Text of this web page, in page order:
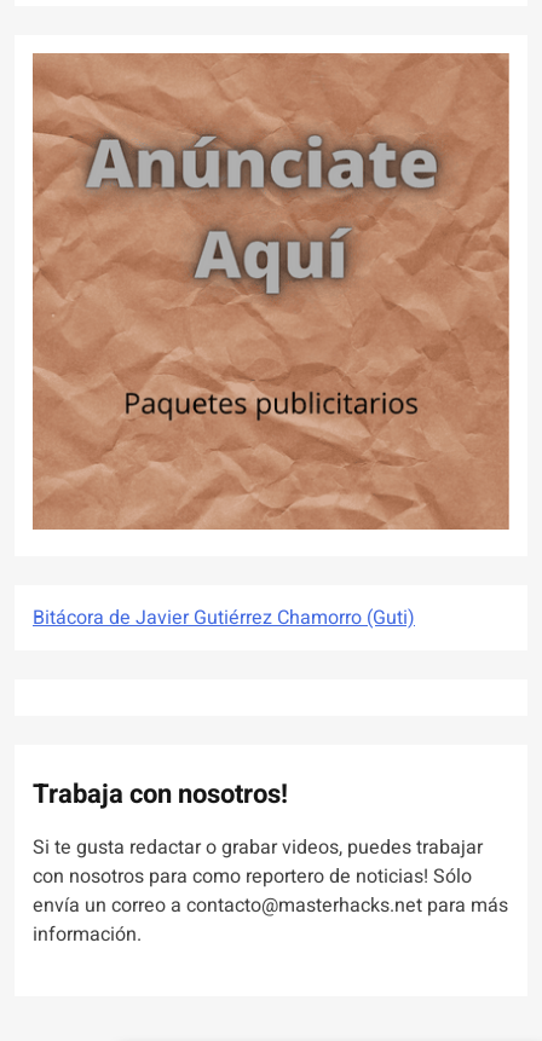
Bitácora de Javier Gutiérrez Chamorro (Guti)
Trabaja con nosotros!
Si te gusta redactar o grabar videos, puedes trabajar
con nosotros para como reportero de noticias! Sólo
envía un correo a contacto@masterhacks.net para más
información.